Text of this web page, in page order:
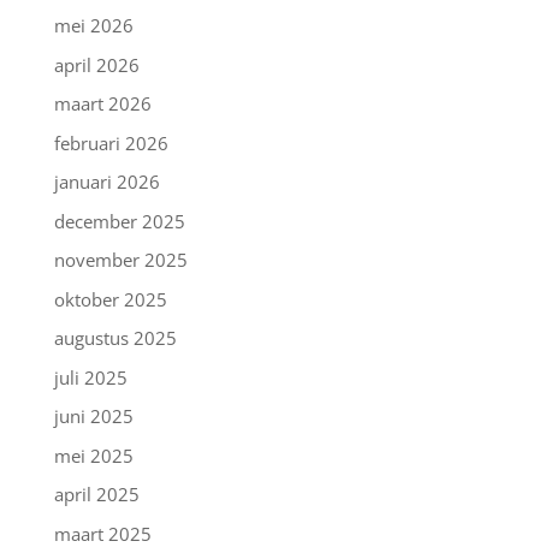
mei 2026
april 2026
maart 2026
februari 2026
januari 2026
december 2025
november 2025
oktober 2025
augustus 2025
juli 2025
juni 2025
mei 2025
april 2025
maart 2025